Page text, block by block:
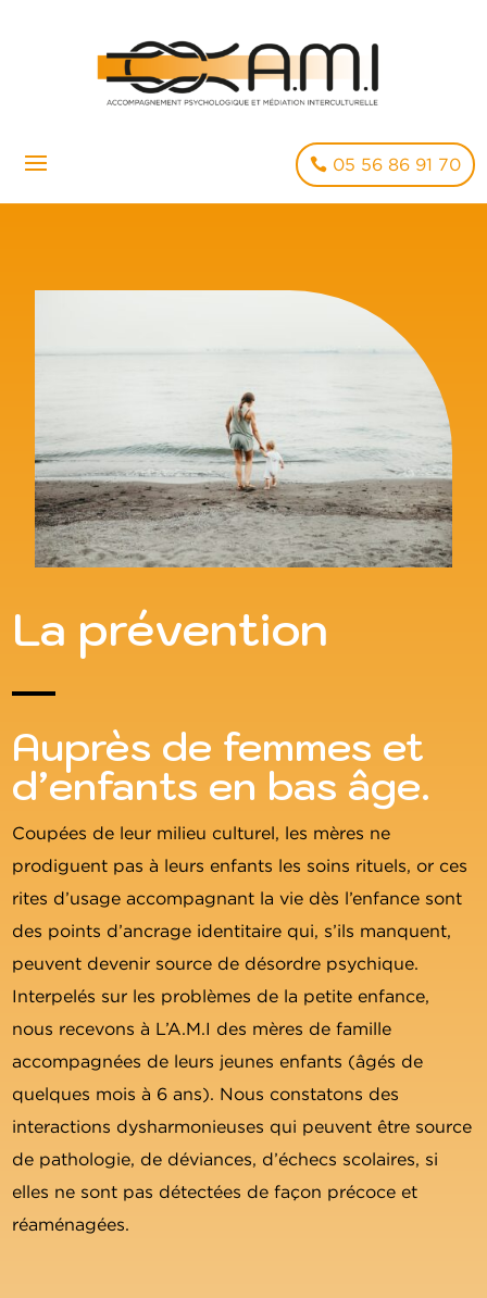
05 56 86 91 70
La prévention
Auprès de femmes et
d’enfants en bas âge.
Coupées de leur milieu culturel, les mères ne
prodiguent pas à leurs enfants les soins rituels, or ces
rites d’usage accompagnant la vie dès l’enfance sont
des points d’ancrage identitaire qui, s’ils manquent,
peuvent devenir source de désordre psychique.
Interpelés sur les problèmes de la petite enfance,
nous recevons à L’A.M.I des mères de famille
accompagnées de leurs jeunes enfants (âgés de
quelques mois à 6 ans). Nous constatons des
interactions dysharmonieuses qui peuvent être source
de pathologie, de déviances, d’échecs scolaires, si
elles ne sont pas détectées de façon précoce et
réaménagées.